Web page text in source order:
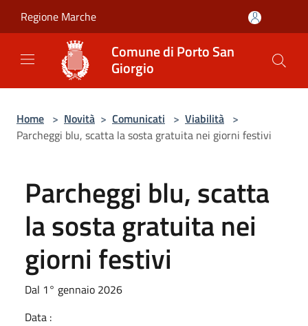
Regione Marche
Comune di Porto San
Giorgio
Home > Novità > Comunicati > Viabilità >
Parcheggi blu, scatta la sosta gratuita nei giorni festivi
Parcheggi blu, scatta
la sosta gratuita nei
giorni festivi
Dal 1° gennaio 2026
Data :